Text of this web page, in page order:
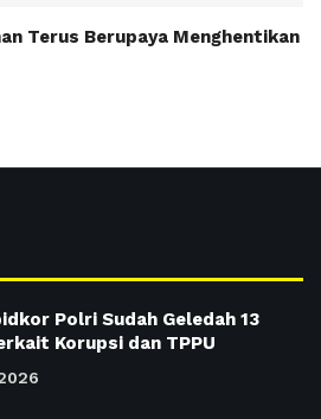
Terus Berupaya Menghentikan
Polri Sudah Geledah 13
Korupsi dan TPPU